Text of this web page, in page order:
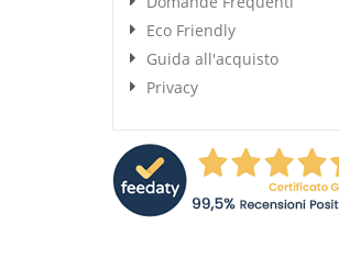
Eco Friendly
Guida all'acquisto
Privacy